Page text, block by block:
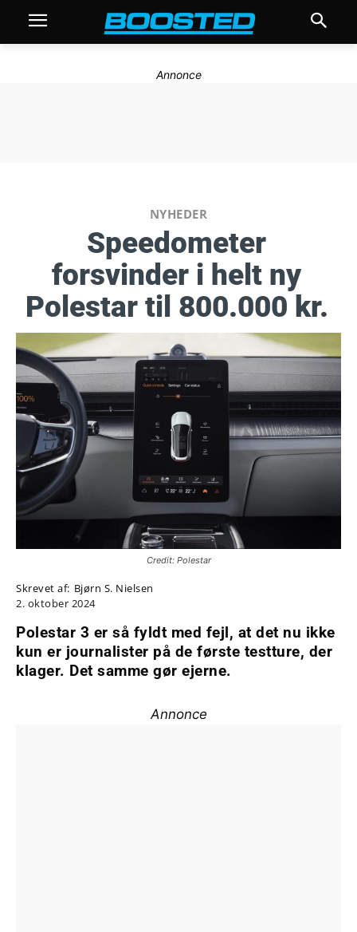
Annonce
NYHEDER
Speedometer
forsvinder i helt ny
Polestar til 800.000 kr.
Credit: Polestar
Skrevet af: Bjørn S. Nielsen
2. oktober 2024
Polestar 3 er så fyldt med fejl, at det nu ikke
kun er journalister på de første testture, der
klager. Det samme gør ejerne.
Annonce